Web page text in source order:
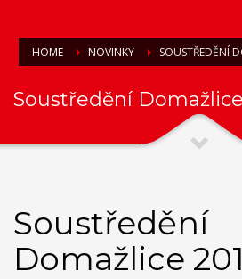
HOME NOVINKY SOUSTŘEDĚNÍ
Soustředění
Soustředění
Domažlice